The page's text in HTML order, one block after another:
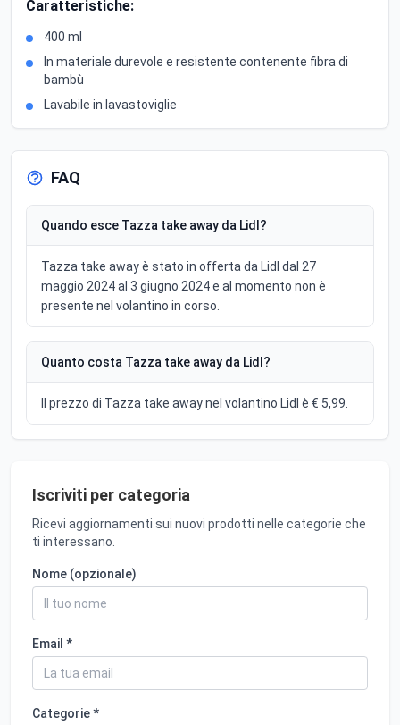
Caratteristiche:
400 ml
In materiale durevole e resistente contenente fibra di
bambù
Lavabile in lavastoviglie
FAQ
Quando esce Tazza take away da Lidl?
Tazza take away è stato in offerta da Lidl dal 27
maggio 2024 al 3 giugno 2024 e al momento non è
presente nel volantino in corso.
Quanto costa Tazza take away da Lidl?
Il prezzo di Tazza take away nel volantino Lidl è € 5,99.
Iscriviti per categoria
Ricevi aggiornamenti sui nuovi prodotti nelle categorie che
ti interessano.
Nome (opzionale)
Email *
Categorie *